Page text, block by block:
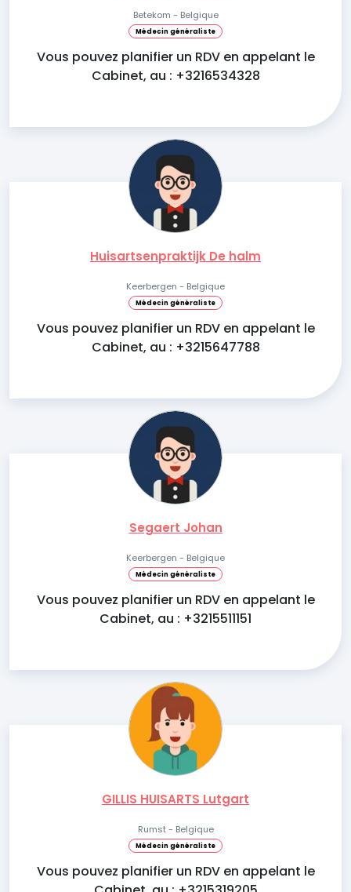
Betekom - Belgique
Médecin généraliste
Vous pouvez planifier un RDV en appelant le
Cabinet, au : +3216534328
Huisartsenpraktijk De halm
Keerbergen - Belgique
Médecin généraliste
Vous pouvez planifier un RDV en appelant le
Cabinet, au : +3215647788
Segaert Johan
Keerbergen - Belgique
Médecin généraliste
Vous pouvez planifier un RDV en appelant le
Cabinet, au : +3215511151
GILLIS HUISARTS Lutgart
Rumst - Belgique
Médecin généraliste
Vous pouvez planifier un RDV en appelant le